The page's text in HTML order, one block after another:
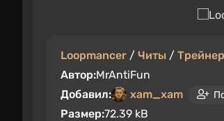
Loopmancer / Читы /
Автор:MrAntiFun
Добавил:
xam_xam
Размер:72.39 kB